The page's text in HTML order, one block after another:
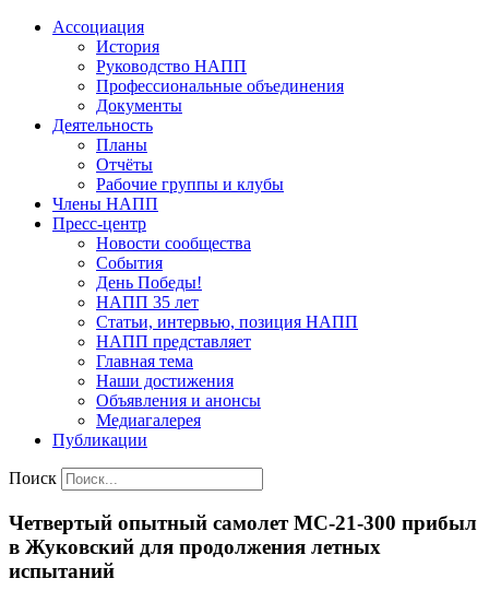
Ассоциация
История
Руководство НАПП
Профессиональные объединения
Документы
Деятельность
Планы
Отчёты
Рабочие группы и клубы
Члены НАПП
Пресс-центр
Новости сообщества
События
День Победы!
НАПП 35 лет
Статьи, интервью, позиция НАПП
НАПП представляет
Главная тема
Наши достижения
Объявления и анонсы
Медиагалерея
Публикации
Поиск
Четвертый опытный самолет МС-21-300 прибыл
в Жуковский для продолжения летных
испытаний